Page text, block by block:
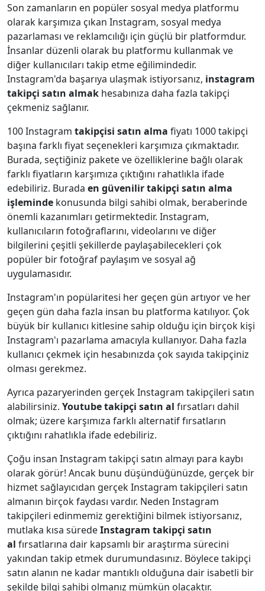
Son zamanların en popüler sosyal medya platformu
olarak karşımıza çıkan Instagram, sosyal medya
pazarlaması ve reklamcılığı için güçlü bir platformdur.
İnsanlar düzenli olarak bu platformu kullanmak ve
diğer kullanıcıları takip etme eğilimindedir.
Instagram'da başarıya ulaşmak istiyorsanız, instagram
takipçi satın almak hesabınıza daha fazla takipçi
çekmeniz sağlanır.
100 Instagram takipçisi satın alma fiyatı 1000 takipçi
başına farklı fiyat seçenekleri karşımıza çıkmaktadır.
Burada, seçtiğiniz pakete ve özelliklerine bağlı olarak
farklı fiyatların karşımıza çıktığını rahatlıkla ifade
edebiliriz. Burada en güvenilir takipçi satın alma
işleminde konusunda bilgi sahibi olmak, beraberinde
önemli kazanımları getirmektedir. Instagram,
kullanıcıların fotoğraflarını, videolarını ve diğer
bilgilerini çeşitli şekillerde paylaşabilecekleri çok
popüler bir fotoğraf paylaşım ve sosyal ağ
uygulamasıdır.
Instagram'ın popülaritesi her geçen gün artıyor ve her
geçen gün daha fazla insan bu platforma katılıyor. Çok
büyük bir kullanıcı kitlesine sahip olduğu için birçok kişi
Instagram'ı pazarlama amacıyla kullanıyor. Daha fazla
kullanıcı çekmek için hesabınızda çok sayıda takipçiniz
olması gerekmez.
Ayrıca pazaryerinden gerçek Instagram takipçileri satın
alabilirsiniz. Youtube takipçi satın al fırsatları dahil
olmak; üzere karşımıza farklı alternatif fırsatların
çıktığını rahatlıkla ifade edebiliriz.
Çoğu insan Instagram takipçi satın almayı para kaybı
olarak görür! Ancak bunu düşündüğünüzde, gerçek bir
hizmet sağlayıcıdan gerçek Instagram takipçileri satın
almanın birçok faydası vardır. Neden Instagram
takipçileri edinmemiz gerektiğini bilmek istiyorsanız,
mutlaka kısa süredeInstagram takipçi satın
al fırsatlarına dair kapsamlı bir araştırma sürecini
yakından takip etmek durumundasınız. Böylece takipçi
satın alanın ne kadar mantıklı olduğuna dair isabetli bir
şekilde bilgi sahibi olmanız mümkün olacaktır.